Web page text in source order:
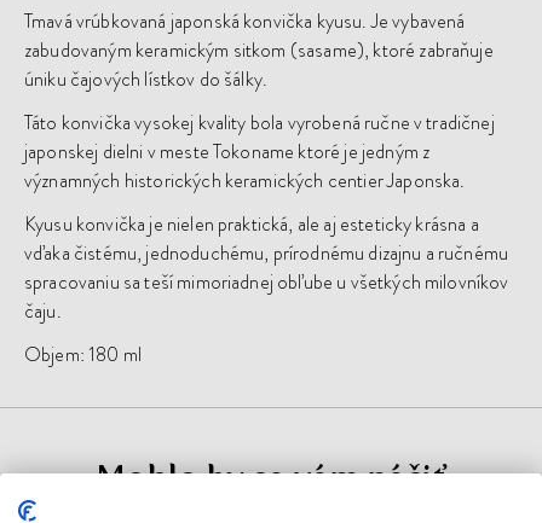
Tmavá vrúbkovaná japonská konvička kyusu. Je vybavená
zabudovaným keramickým sitkom (sasame), ktoré zabraňuje
úniku čajových lístkov do šálky.
Táto konvička vysokej kvality bola vyrobená ručne v tradičnej
japonskej dielni v meste Tokoname ktoré je jedným z
významných historických keramických centier Japonska.
Kyusu konvička je nielen praktická, ale aj esteticky krásna a
vďaka čistému, jednoduchému, prírodnému dizajnu a ručnému
spracovaniu sa teší mimoriadnej obľube u všetkých milovníkov
čaju.
Objem: 180 ml
Mohlo by sa vám páčiť